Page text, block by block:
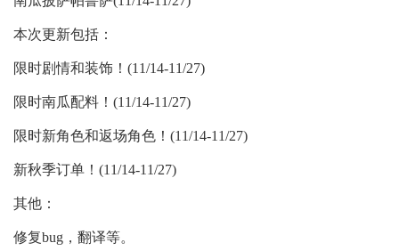
本次更新包括：
限时剧情和装饰！(11/14-11/27)
限时南瓜配料！(11/14-11/27)
限时新角色和返场角色！(11/14-11/27)
新秋季订单！(11/14-11/27)
其他：
修复bug，翻译等。